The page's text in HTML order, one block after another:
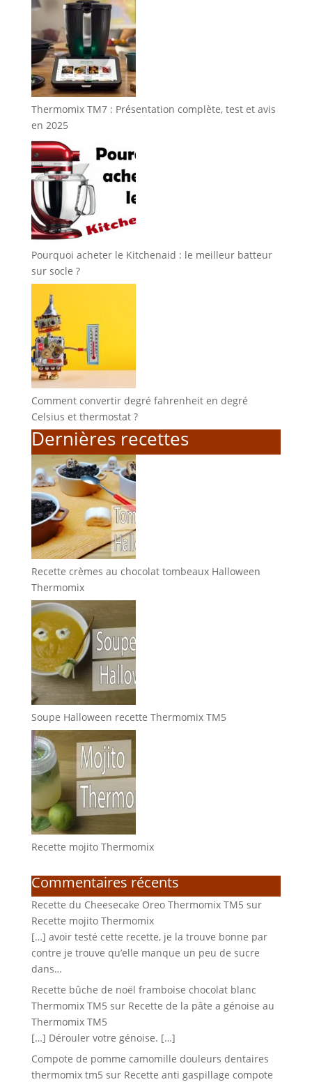
Thermomix TM7 : Présentation complète, test et avis
en 2025
Pourquoi acheter le Kitchenaid : le meilleur batteur
sur socle ?
Comment convertir degré fahrenheit en degré
Celsius et thermostat ?
Dernières recettes
Recette crèmes au chocolat tombeaux Halloween
Thermomix
Soupe Halloween recette Thermomix TM5
Recette mojito Thermomix
Commentaires récents
Recette du Cheesecake Oreo Thermomix TM5 sur
Recette mojito Thermomix
[…] avoir testé cette recette, je la trouve bonne par
contre je trouve qu’elle manque un peu de sucre
dans…
Recette bûche de noël framboise chocolat blanc
Thermomix TM5 sur Recette de la pâte a génoise au
Thermomix TM5
[…] Dérouler votre génoise. […]
Compote de pomme camomille douleurs dentaires
thermomix tm5 sur Recette anti gaspillage compote